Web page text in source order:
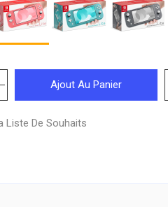
Ajout Au Panier
Liste De Souhaits